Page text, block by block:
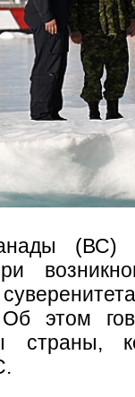
(ВС)
Об этом
страны,